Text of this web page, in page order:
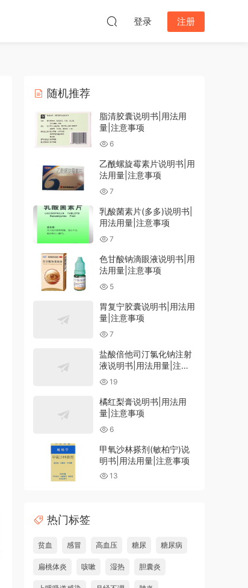
登录 注册
随机推荐
脂清胶囊说明书|用法用
量|注意事项
6
乙酰螺旋霉素片说明书|用
法用量|注意事项
7
乳酸菌素片(多多)说明书|
用法用量|注意事项
7
色甘酸钠滴眼液说明书|用
法用量|注意事项
5
胃复宁胶囊说明书|用法用
量|注意事项
7
盐酸倍他司汀氯化钠注射
液说明书|用法用量|注意
事项
19
橘红梨膏说明书|用法用
量|注意事项
6
甲氧沙林搽剂(敏柏宁)说
明书|用法用量|注意事项
13
热门标签
贫血 感冒 高血压 糖尿 糖尿病
扁桃体炎 咳嗽 湿热 胆囊炎